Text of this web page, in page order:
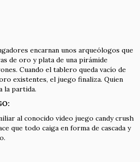
encarnan unos arqueólogos que
de oro y plata de una pirámide
Cuando el tablero queda vacío de
existentes, el juego finaliza. Quien
la partida.
al conocido video juego candy crush
que todo caiga en forma de cascada y